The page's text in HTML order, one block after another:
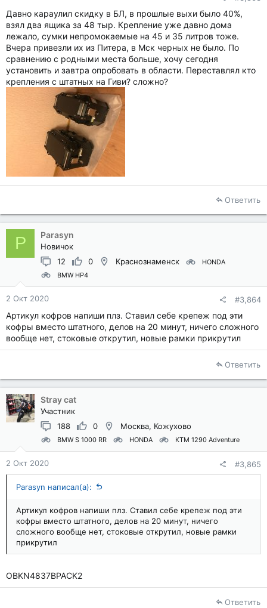
Давно караулил скидку в БЛ, в прошлые выхи было 40%,
взял два ящика за 48 тыр. Крепление уже давно дома
лежало, сумки непромокаемые на 45 и 35 литров тоже.
Вчера привезли их из Питера, в Мск черных не было. По
сравнению с родными места больше, хочу сегодня
установить и завтра опробовать в области. Переставлял кто
крепления с штатных на Гиви? сложно?
Ответить
P Parasyn
Новичок
12
0 Краснознаменск
HONDA
BMW HP4
2 Окт 2020 #3,864
Артикул кофров напиши плз. Ставил себе крепеж под эти
кофры вместо штатного, делов на 20 минут, ничего сложного
вообще нет, стоковые открутил, новые рамки прикрутил
Ответить
Stray cat
Участник
188
0 Москва, Кожухово
BMW S 1000 RR HONDA KTM 1290 Adventure
2 Окт 2020 #3,865
Parasyn написал(а):
Артикул кофров напиши плз. Ставил себе крепеж под эти
кофры вместо штатного, делов на 20 минут, ничего
сложного вообще нет, стоковые открутил, новые рамки
прикрутил
OBKN4837BPACK2
Ответить